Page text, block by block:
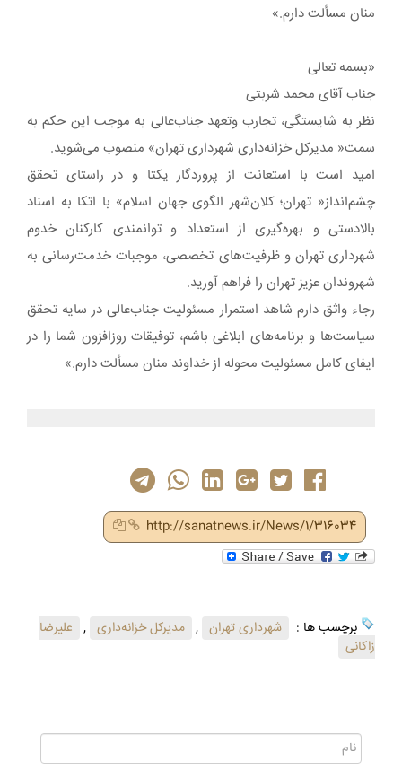
منان مسألت دارم.»
«بسمه تعالی
جناب آقای محمد شربتی
نظر به شایستگی، تجارب وتعهد جناب‌عالی به موجب این حکم به
سمت« مدیرکل خزانه‌داری شهرداری تهران» منصوب می‌شوید.
امید است با استعانت از پروردگار یکتا و در راستای تحقق
چشم‌انداز« تهران؛‌ کلان‌شهر الگوی جهان اسلام» با اتکا به اسناد
بالادستی و بهره‌گیری از استعداد و توانمندی کارکنان خدوم
شهرداری تهران و ظرفیت‌های تخصصی، موجبات خدمت‌رسانی به
شهروندان عزیز تهران را فراهم آورید.
رجاء واثق دارم شاهد استمرار مسئولیت جناب‌عالی در سایه تحقق
سیاست‌ها و برنامه‌های ابلاغی باشم، توفیقات روزافزون شما را در
ایفای کامل مسئولیت محوله از خداوند منان مسألت دارم.»
http://sanatnews.ir/News/1/316034
برچسب ها : شهرداری تهران , مدیرکل خزانه‌داری , علیرضا
زاکانی